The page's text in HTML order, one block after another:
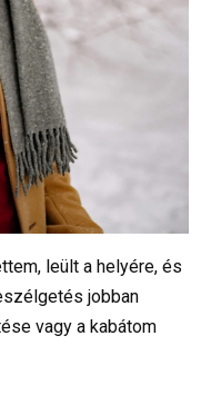
leült a helyére, és
jobban
vagy a kabátom